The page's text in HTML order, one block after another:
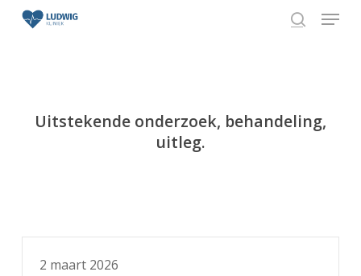
Skip
Menu
Uitstekende onderzoek, behandeling,
uitleg.
2 maart 2026